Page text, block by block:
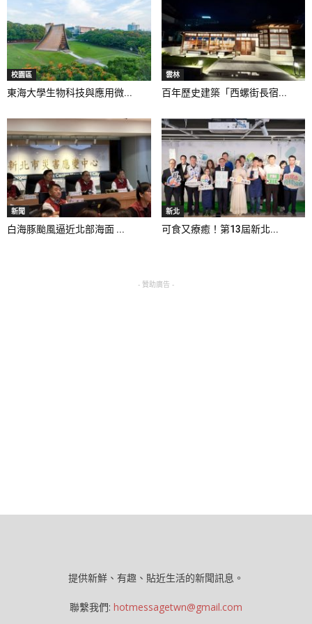
校園區
東海大學生物科技與應用微...
雲林
百年歷史建築「西螺街長宿...
新聞
白海豚颱風逼近北部海面 ...
新北
可食又療癒！第13屆新北...
- 贊助廣告 -
提供新鮮、有趣、貼近生活的新聞訊息。
聯繫我們: hotmessagetwn@gmail.com